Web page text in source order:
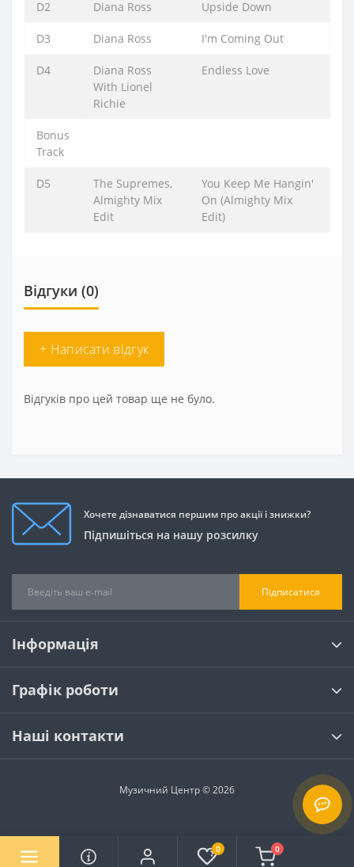
0 0
D2 Diana Ross Upside Down
D3 Diana Ross I'm Coming Out
D4
Diana Ross
With Lionel
Richie
Endless Love
Bonus
Track
D5
The Supremes,
Almighty Mix
Edit
You Keep Me Hangin'
On (Almighty Mix
Edit)
Відгуки (0)
+ Написати відгук
Відгуків про цей товар ще не було.
Хочете дізнаватися першим про акції і знижки?
Підпишіться на нашу розсилку
Підписатися
Інформація
Графік роботи
Наші контакти
Музичний Центр © 2026